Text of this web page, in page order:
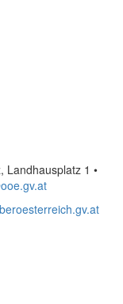
Landhausplatz 1 •